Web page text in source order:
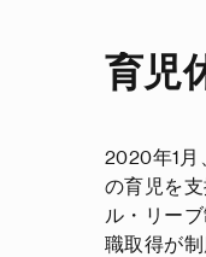
育児
2020年1 月
の育児を
ル・リー
職取得が制